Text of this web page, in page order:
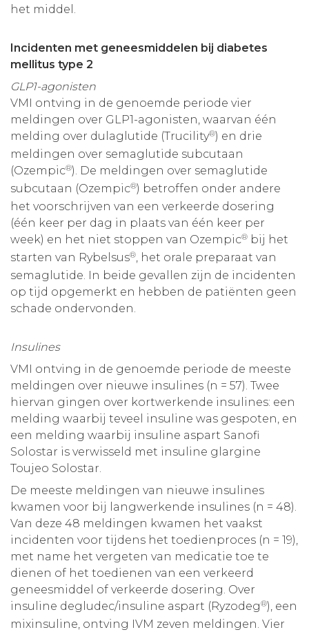
het middel.
Incidenten met geneesmiddelen bij diabetes
mellitus type 2
GLP1-agonisten
VMI ontving in de genoemde periode vier
meldingen over GLP1-agonisten, waarvan één
melding over dulaglutide (Trucility®) en drie
meldingen over semaglutide subcutaan
(Ozempic®). De meldingen over semaglutide
subcutaan (Ozempic®) betroffen onder andere
het voorschrijven van een verkeerde dosering
(één keer per dag in plaats van één keer per
week) en het niet stoppen van Ozempic® bij het
starten van Rybelsus®, het orale preparaat van
semaglutide. In beide gevallen zijn de incidenten
op tijd opgemerkt en hebben de patiënten geen
schade ondervonden.
Insulines
VMI ontving in de genoemde periode de meeste
meldingen over nieuwe insulines (n = 57). Twee
hiervan gingen over kortwerkende insulines: een
melding waarbij teveel insuline was gespoten, en
een melding waarbij insuline aspart Sanofi
Solostar is verwisseld met insuline glargine
Toujeo Solostar.
De meeste meldingen van nieuwe insulines
kwamen voor bij langwerkende insulines (n = 48).
Van deze 48 meldingen kwamen het vaakst
incidenten voor tijdens het toedienproces (n = 19),
met name het vergeten van medicatie toe te
dienen of het toedienen van een verkeerd
geneesmiddel of verkeerde dosering. Over
insuline degludec/insuline aspart (Ryzodeg®), een
mixinsuline, ontving IVM zeven meldingen. Vier